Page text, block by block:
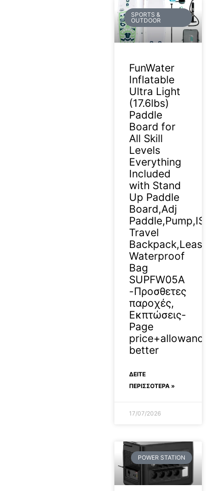
SPORTS &
OUTDOOR
FunWater
Inflatable
Ultra Light
(17.6lbs)
Paddle
Board for
All Skill
Levels
Everything
Included
with Stand
Up Paddle
Board,Adj
Paddle,Pump,ISUP
Travel
Backpack,Leash
Waterproof
Bag
SUPFW05A
-Προσθετες
παροχές,
Εκπτώσεις-
Page
price+allowance
better
ΔΕΊΤΕ
ΠΕΡΙΣΣΟΤΕΡΑ »
17/07/2026
POWER STATION